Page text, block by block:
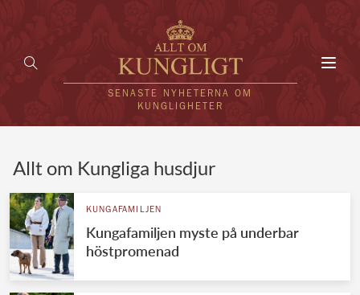
SENASTE NYHETERNA OM
KUNGLIGHETER
UTLÄNDSKT
Allt om Kungliga husdjur
KUNGAFAMILJEN
Kungafamiljen myste på underbar
höstpromenad